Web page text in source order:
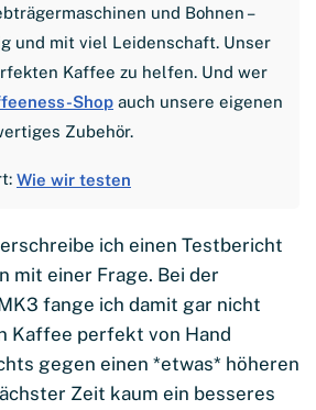
und Bohnen –
und mit viel Leidenschaft. Unser
Kaffee zu helfen. Und wer
Shop auch unsere eigenen
Zubehör.
Wie wir testen
ich einen Testbericht
mit einer Frage. Bei der
fange ich damit gar nicht
Kaffee perfekt von Hand
gegen einen *etwas* höheren
Zeit kaum ein besseres